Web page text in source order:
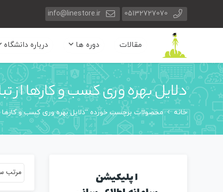
05132727070
info@linestore.ir
مقالات دوره ها درباره دانشگاه
دلایل بهره وری کسب و کارها از
خانه محصولات برچسب خورده “دلایل بهره وری کسب و کارها
مرتب